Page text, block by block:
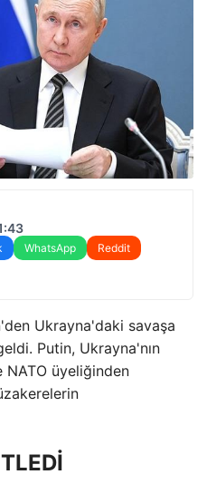
WhatsApp
Reddit
Ukrayna'daki savaşa
Putin, Ukrayna'nın
üyeliğinden